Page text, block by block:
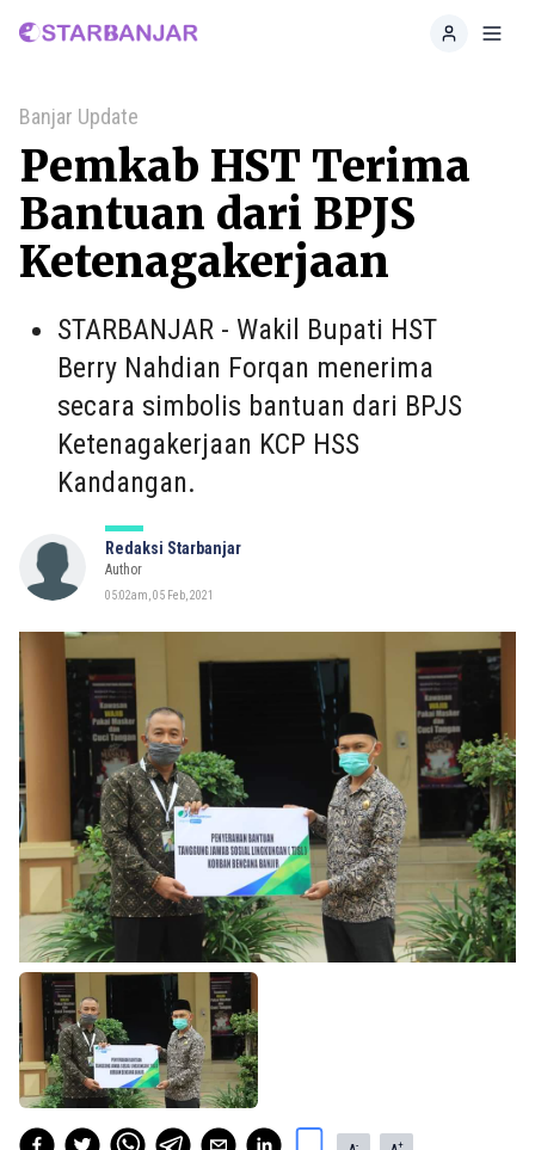
Home
Banjar Update
Pemkab HST Terima
Bantuan dari BPJS
Ketenagakerjaan
STARBANJAR - Wakil Bupati HST
Berry Nahdian Forqan menerima
secara simbolis bantuan dari BPJS
Ketenagakerjaan KCP HSS
Kandangan.
Redaksi Starbanjar
Author
05:02am, 05 Feb, 2021
- +